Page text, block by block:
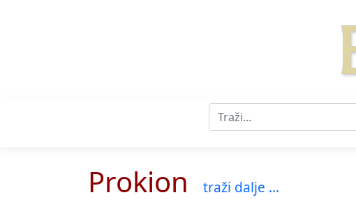
Prokion
traži dalje ...